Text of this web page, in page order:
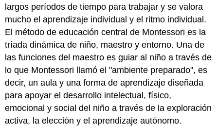
largos períodos de tiempo para trabajar y se valora
mucho el aprendizaje individual y el ritmo individual.
El método de educación central de Montessori es la
tríada dinámica de niño, maestro y entorno. Una de
las funciones del maestro es guiar al niño a través de
lo que Montessori llamó el "ambiente preparado", es
decir, un aula y una forma de aprendizaje diseñada
para apoyar el desarrollo intelectual, físico,
emocional y social del niño a través de la exploración
activa, la elección y el aprendizaje autónomo.